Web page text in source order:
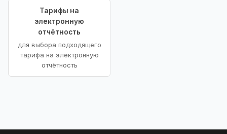
Тарифы на
электронную
отчётность
для выбора подходящего
тарифа на электронную
отчётность